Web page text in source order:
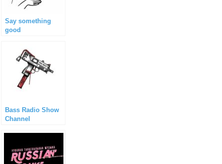
Say something
good
Bass Radio Show
Channel